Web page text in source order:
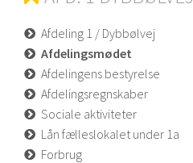
Afdeling 1 / Dybbølvej
Afdelingsmødet
Afdelingens bestyrelse
Afdelingsregnskaber
Sociale aktiviteter
Lån fælleslokalet under 1a
Forbrug